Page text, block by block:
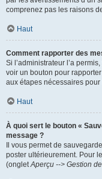
comprenez pas les raisons
Haut
Comment rapporter des
Si l’administrateur l’a
voir un bouton pour
aux étapes nécessaires pour
Haut
À quoi sert le bouton «
message ?
Il vous permet de
poster ultérieurement. Pour
(ongletAperçu --> Gestion